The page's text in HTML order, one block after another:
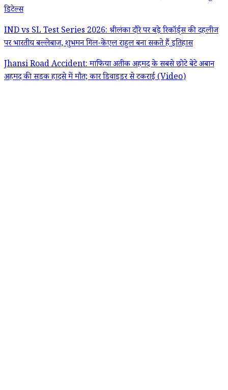
डिटेल्स
IND vs SL Test Series 2026: श्रीलंका दौरे पर बड़े रिकॉर्ड्स की दहलीज
पर भारतीय बल्लेबाज, शुभमन गिल-केएल राहुल बना सकते हैं इतिहास
Jhansi Road Accident: माफिया अतीक अहमद के सबसे छोटे बेटे अबान
अहमद की सड़क हादसे में मौत; कार डिवाइडर से टकराई (Video)